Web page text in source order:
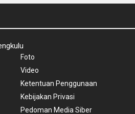
Foto
Video
Ketentuan Penggunaan
Kebijakan Privasi
Pedoman Media Siber